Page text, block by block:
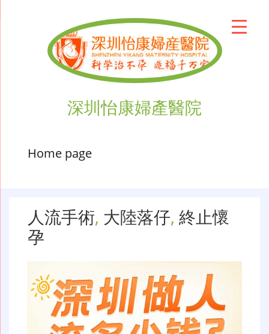
深圳怡康婦產醫院
Home page
人流手術, 大陸落仔, 終止懷
孕